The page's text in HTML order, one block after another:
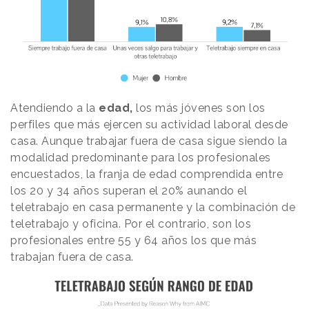
Atendiendo a la edad, los más jóvenes son los
perfiles que más ejercen su actividad laboral desde
casa. Aunque trabajar fuera de casa sigue siendo la
modalidad predominante para los profesionales
encuestados, la franja de edad comprendida entre
los 20 y 34 años superan el 20% aunando el
teletrabajo en casa permanente y la combinación de
teletrabajo y oficina. Por el contrario, son los
profesionales entre 55 y 64 años los que más
trabajan fuera de casa.